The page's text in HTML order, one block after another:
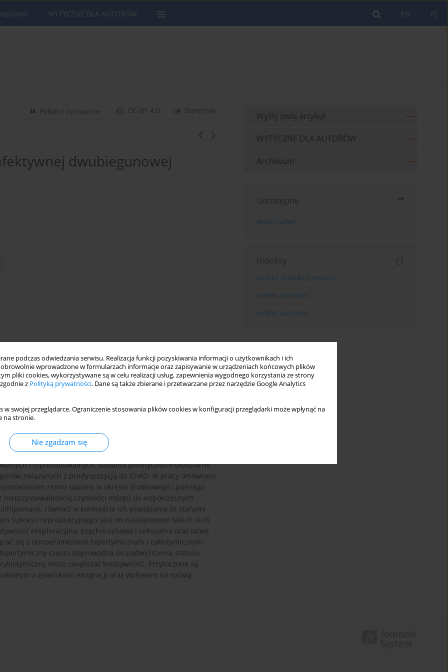
podczas odwiedzania serwisu. Realizacja funkcji pozyskiwania informacji o użytkownikach i ich
wprowadzone w formularzach informacje oraz zapisywanie w urządzeniach końcowych plików
pliki cookies, wykorzystywane są w celu realizacji usług, zapewnienia wygodnego korzystania ze strony
z Polityką prywatności. Dane są także zbierane i przetwarzane przez narzędzie Google Analytics
w swojej przeglądarce. Ograniczenie stosowania plików cookies w konfiguracji przeglądarki może wpłynąć na
na stronie.
Nie zgadzam się
PL
EN
WYTYCZNE DLA AUTORÓW
Statystyki
CC-BY 4.0
Pobierz cytowanie
dwubiegunowej
maniakalno-depresyjną charakteryzuje się okresowym
i motywacji do działania (manii i depresji) niekiedy
się w procesie ewolucji może świadczyć o
do niekorzystnej sytuacji zewnętrznej
zasobów (mania). W artykule główny nacisk jest położony na
i hipomaniakalnych. Badania genetyczno-molekularne
związanych z predyspozycją do ChAD. W pracy omówiono
Homo sapiens w okresie środkowego i późnego
czynności mózgu do współczesnych
hipomanii, również w kontekście ich powiązania ze stanami
sukcesu reprodukcyjnego. Jest on następstwem takich cech
eksploracyjna, psychoruchowa i seksualna oraz łatwe
się z temperamentem hipertymicznym i cyklotymicznym
często doprowadza do podwyższenia statusu
może zwiększać kreatywność. Przytoczone są
a zjawiskiem emigracji oraz wpływem na rozwój
Wyślij swój artykuł
WYTYCZNE DLA AUTORÓW
Archiwum
Udostępnij
Wyślij mailem
Indeksy
Indeks słów kluczowych
Indeks dziedzin
Indeks autorów